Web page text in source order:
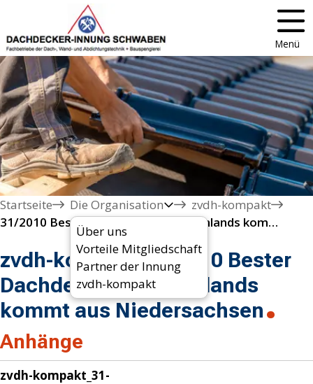
Menü
Startseite
Die Organisation
Über uns
Vorteile Mitgliedschaft
Partner der Innung
zvdh-kompakt
zvdh-kompakt
31/2010 Bester Dachdecker Deutschlands kommt aus Niedersachsen
zvdh-kompakt 31/2010 Bester
Dachdecker Deutschlands
kommt aus Niedersachsen
Anhänge
zvdh-kompakt_31-